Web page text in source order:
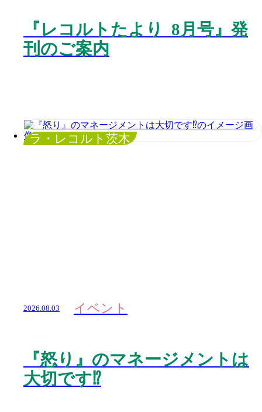
『レコルトたより 8月号』発
刊のご案内
ラ・レコルト茨木
2026.08.03 イベント
『怒り』のマネージメントは
大切です⁉️